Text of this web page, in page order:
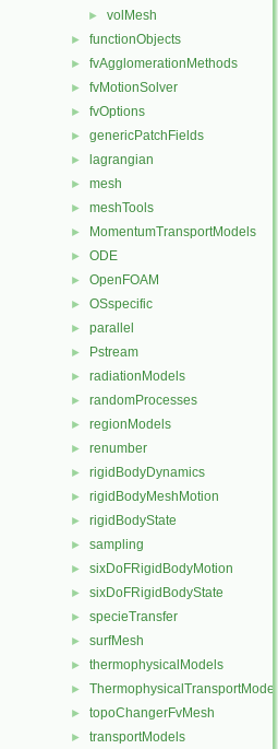
► volMesh
► functionObjects
► fvAgglomerationMethods
► fvMotionSolver
► fvOptions
► genericPatchFields
► lagrangian
► mesh
► meshTools
► MomentumTransportModels
► ODE
► OpenFOAM
► OSspecific
► parallel
► Pstream
► radiationModels
► randomProcesses
► regionModels
► renumber
► rigidBodyDynamics
► rigidBodyMeshMotion
► rigidBodyState
► sampling
► sixDoFRigidBodyMotion
► sixDoFRigidBodyState
► specieTransfer
► surfMesh
► thermophysicalModels
► ThermophysicalTransportModels
► topoChangerFvMesh
► transportModels